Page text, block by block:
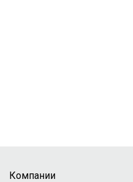
Компании